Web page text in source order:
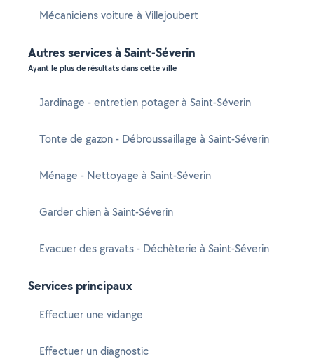
Mécaniciens voiture à Villejoubert
Autres services à Saint-Séverin
Ayant le plus de résultats dans cette ville
Jardinage - entretien potager à Saint-Séverin
Tonte de gazon - Débroussaillage à Saint-Séverin
Ménage - Nettoyage à Saint-Séverin
Garder chien à Saint-Séverin
Evacuer des gravats - Déchèterie à Saint-Séverin
Services principaux
Effectuer une vidange
Effectuer un diagnostic